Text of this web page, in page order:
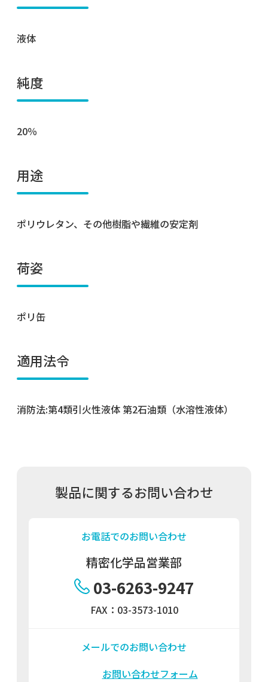
液体
純度
20％
用途
ポリウレタン、その他樹脂や繊維の安定剤
荷姿
ポリ缶
適用法令
消防法:第4類引火性液体 第2石油類（水溶性液体）
製品に関するお問い合わせ
お電話でのお問い合わせ
精密化学品営業部
03-6263-9247
FAX：03-3573-1010
メールでのお問い合わせ
お問い合わせフォーム